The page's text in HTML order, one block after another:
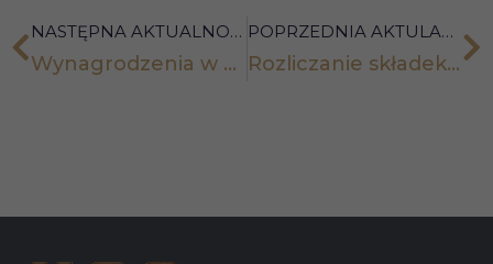
NASTĘPNA AKTUALNOŚĆ
Wynagrodzenia w gotówce powyżej 15 tys. zł wyłączone z kosztów podatkowych
POPRZEDNIA AKTULANOŚĆ
Rozliczanie składek zdrowotnych po 1 lipca 2022 r.